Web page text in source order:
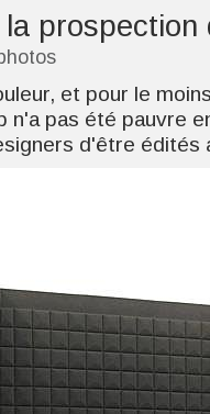
et pour le
n'a pas été pauvre
d'être édités